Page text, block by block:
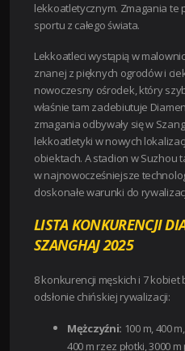
lekkoatletycznym. Zmagania te
sportu z całego świata.
Lekkoatleci wystąpią w
znanej z pięknych ogrodów i
nowoczesny ośrodek, który
właśnie tam zadebiutuje
zmagania odbywały się w
lekkoatletyki w nowych
obiektach. A stadion w Suzhou
w najnowocześniejsze
doskonałe warunki do
LISTA KONKURENCJI
SZANGHAJ 2025
8 konkurencji męskich i 7
odsłonie chińskiej rywalizacji:
Mężczyźni: 100 m, 400
400 m rzez płotki, 3000